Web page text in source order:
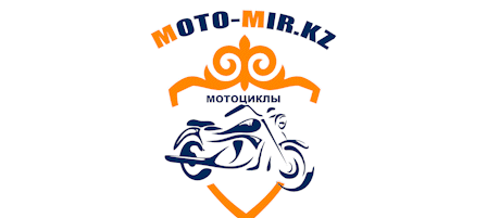
kl
a
ss
ni
ki
a
m